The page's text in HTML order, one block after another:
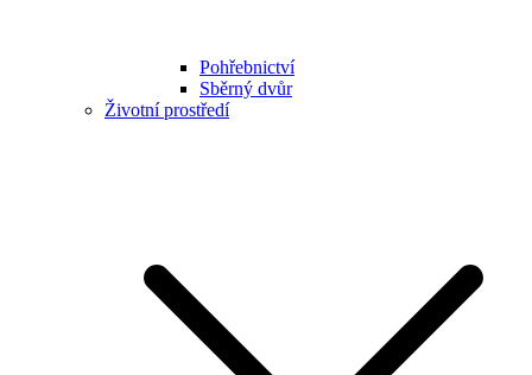
Pohřebnictví
Sběrný dvůr
Životní prostředí